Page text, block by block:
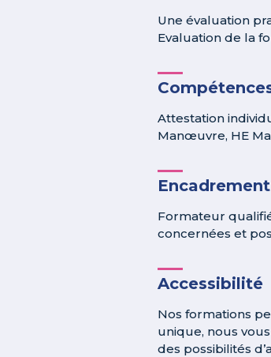
Une évaluation
Evaluation de la
Attestation
Manœuvre, HE
Formateur
concernées et
Accessibilité
Nos formations
unique, nous
des possibilités